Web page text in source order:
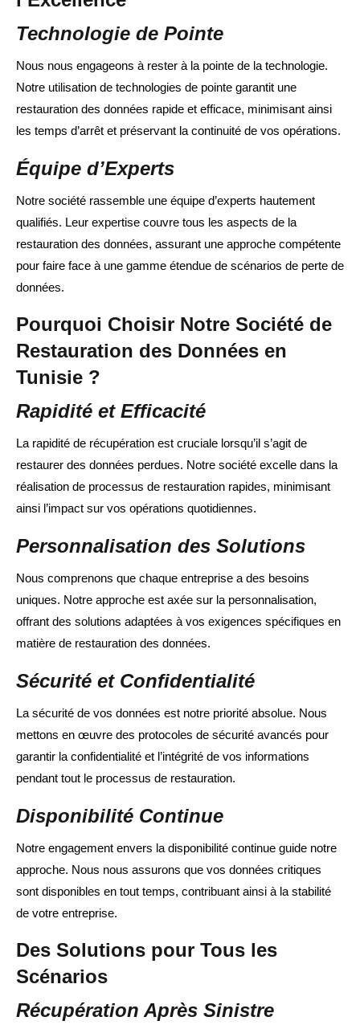
Technologie de Pointe
Nous nous engageons à rester à la pointe de la technologie.
Notre utilisation de technologies de pointe garantit une
restauration des données rapide et efficace, minimisant ainsi
les temps d’arrêt et préservant la continuité de vos opérations.
Équipe d’Experts
Notre société rassemble une équipe d’experts hautement
qualifiés. Leur expertise couvre tous les aspects de la
restauration des données, assurant une approche compétente
pour faire face à une gamme étendue de scénarios de perte de
données.
Pourquoi Choisir Notre Société de
Restauration des Données en
Tunisie ?
Rapidité et Efficacité
La rapidité de récupération est cruciale lorsqu’il s’agit de
restaurer des données perdues. Notre société excelle dans la
réalisation de processus de restauration rapides, minimisant
ainsi l’impact sur vos opérations quotidiennes.
Personnalisation des Solutions
Nous comprenons que chaque entreprise a des besoins
uniques. Notre approche est axée sur la personnalisation,
offrant des solutions adaptées à vos exigences spécifiques en
matière de restauration des données.
Sécurité et Confidentialité
La sécurité de vos données est notre priorité absolue. Nous
mettons en œuvre des protocoles de sécurité avancés pour
garantir la confidentialité et l’intégrité de vos informations
pendant tout le processus de restauration.
Disponibilité Continue
Notre engagement envers la disponibilité continue guide notre
approche. Nous nous assurons que vos données critiques
sont disponibles en tout temps, contribuant ainsi à la stabilité
de votre entreprise.
Des Solutions pour Tous les
Scénarios
Récupération Après Sinistre